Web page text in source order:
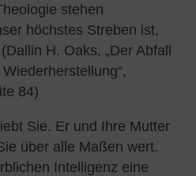
stehen
höchstes Streben ist,
H. Oaks, „Der Abfall
84)
Sie. Er und Ihre Mutter
über alle Maßen wert.
Intelligenz eine